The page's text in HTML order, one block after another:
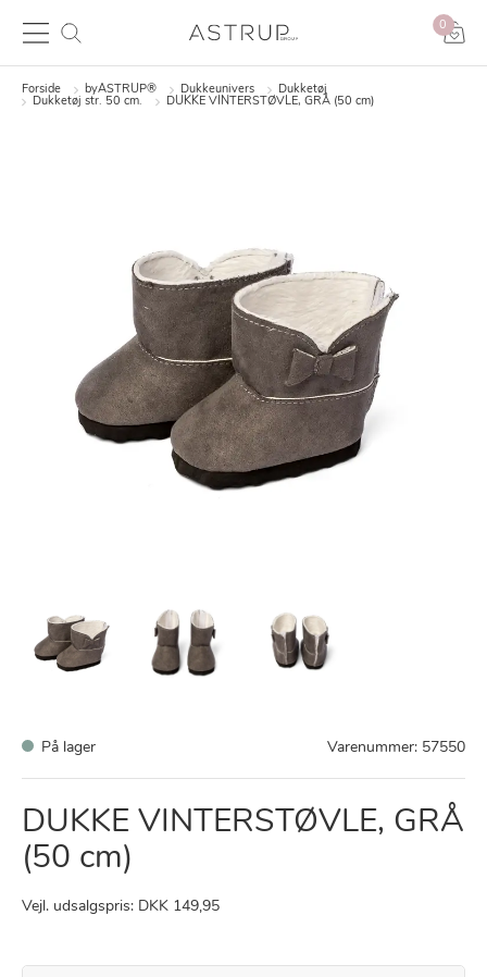
0
Forside byASTRUP® Dukkeunivers
Dukketøj
Dukketøj str. 50 cm.
DUKKE VINTERSTØVLE, GRÅ (50 cm)
På lager Varenummer: 57550
DUKKE VINTERSTØVLE, GRÅ
(50 cm)
Vejl. udsalgspris: DKK 149,95